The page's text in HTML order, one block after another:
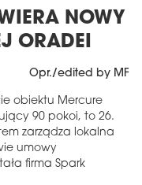
NOWY
ORADEI
Opr./edited by MF
obiektu Mercure
90 pokoi, to 26.
zarządza lokalna
umowy
firma Spark